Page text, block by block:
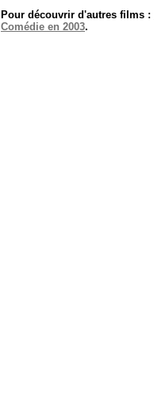
Pour découvrir d'autres films :
Comédie en 2003.